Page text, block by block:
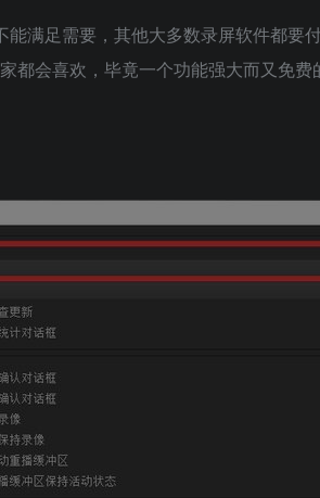
满足需要，其他大多数录屏软件都要
会喜欢，毕竟一个功能强大而又免费